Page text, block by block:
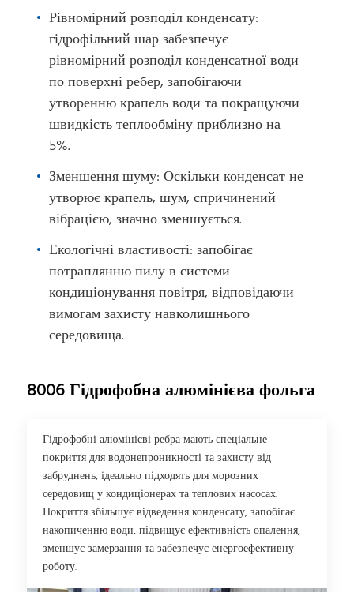
Рівномірний розподіл конденсату:
гідрофільний шар забезпечує
рівномірний розподіл конденсатної води
по поверхні ребер, запобігаючи
утворенню крапель води та покращуючи
швидкість теплообміну приблизно на
5%.
Зменшення шуму: Оскільки конденсат не
утворює крапель, шум, спричинений
вібрацією, значно зменшується.
Екологічні властивості: запобігає
потраплянню пилу в системи
кондиціонування повітря, відповідаючи
вимогам захисту навколишнього
середовища.
8006 Гідрофобна алюмінієва фольга
Гідрофобні алюмінієві ребра мають спеціальне
покриття для водонепроникності та захисту від
забруднень, ідеально підходять для морозних
середовищ у кондиціонерах та теплових насосах.
Покриття збільшує відведення конденсату, запобігає
накопиченню води, підвищує ефективність опалення,
зменшує замерзання та забезпечує енергоефективну
роботу.